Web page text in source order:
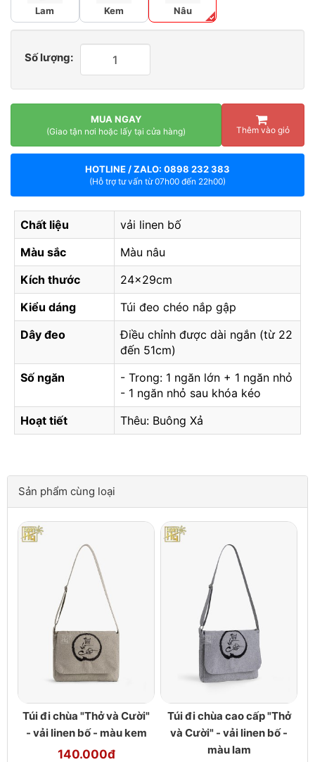
Lam Kem Nâu
Số lượng:
MUA NGAY
(Giao tận nơi hoặc lấy tại cửa hàng) Thêm vào giỏ
HOTLINE / ZALO: 0898 232 383
(Hỗ trợ tư vấn từ 07h00 đến 22h00)
Chất liệu
vải linen bố
Màu sắc
Màu nâu
Kích thước
24x29cm
Kiểu dáng
Túi đeo chéo nắp gập
Dây đeo
Điều chỉnh được dài ngắn (từ 22
đến 51cm)
Số ngăn
- Trong: 1 ngăn lớn + 1 ngăn nhỏ
- 1 ngăn nhỏ sau khóa kéo
Hoạt tiết
Thêu: Buông Xả
Sản phẩm cùng loại
Túi đi chùa "Thở và Cười"
- vải linen bố - màu kem
140.000đ
Túi đi chùa cao cấp "Thở
và Cười" - vải linen bố -
màu lam